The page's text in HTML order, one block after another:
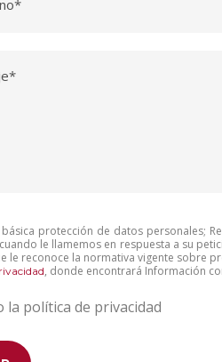
protección de datos personales;
le llamemos en respuesta a su
le reconoce la normativa vigente sobre
, donde encontrará Información
la política de privacidad